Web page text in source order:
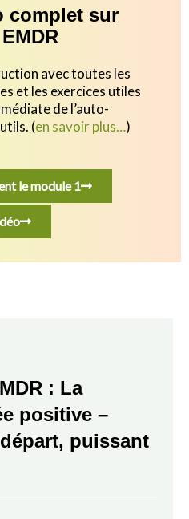
complet sur
avec toutes les
et les exercices utiles
de l’auto-
(en savoir plus…)
le module 1
: La
positive –
puissant